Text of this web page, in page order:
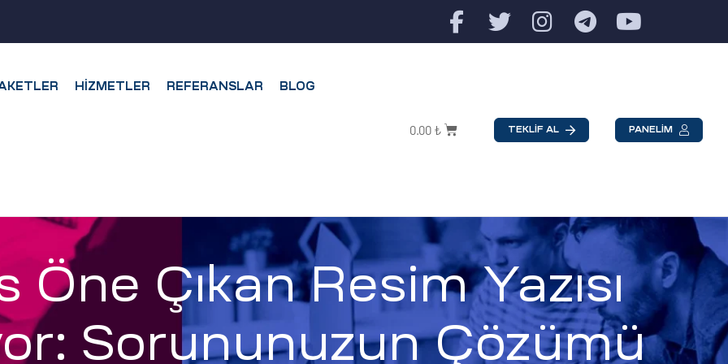
HIZMETLER REFERANSLAR BLOG
0.00 ₺ TEKLİF AL PANELİM
Çıkan Resim Yazısı
Sorununuzun Çözümü